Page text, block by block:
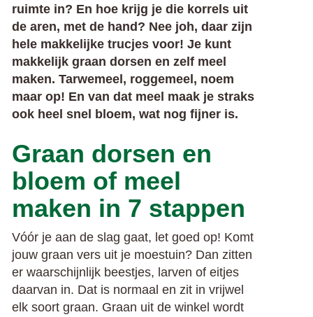
ruimte in? En hoe krijg je die korrels uit
de aren, met de hand? Nee joh, daar zijn
hele makkelijke trucjes voor! Je kunt
makkelijk graan dorsen en zelf meel
maken. Tarwemeel, roggemeel, noem
maar op! En van dat meel maak je straks
ook heel snel bloem, wat nog fijner is.
Graan dorsen en
bloem of meel
maken in 7 stappen
Vóór je aan de slag gaat, let goed op! Komt
jouw graan vers uit je moestuin? Dan zitten
er waarschijnlijk beestjes, larven of eitjes
daarvan in. Dat is normaal en zit in vrijwel
elk soort graan. Graan uit de winkel wordt